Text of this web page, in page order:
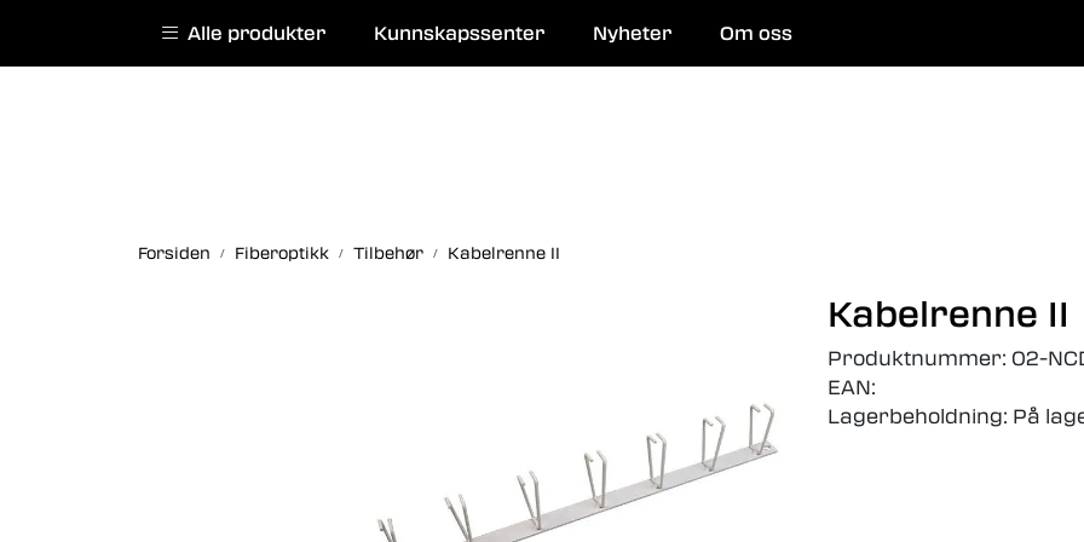
English website | Kurs | Service og reparasjon
Alle produkter Kunnskapssenter Nyheter Om oss
Forsiden Fiberoptikk Tilbehør Kabelrenne II
Kabelrenne II
Produktnummer: 02-
EAN:
Lagerbeholdning: På